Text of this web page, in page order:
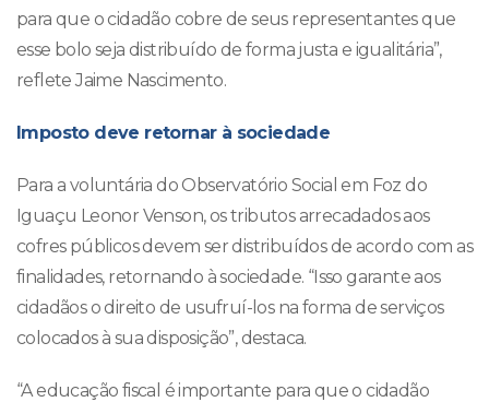
para que o cidadão cobre de seus representantes que
esse bolo seja distribuído de forma justa e igualitária”,
reflete Jaime Nascimento.
Imposto deve retornar à sociedade
Para a voluntária do Observatório Social em Foz do
Iguaçu Leonor Venson, os tributos arrecadados aos
cofres públicos devem ser distribuídos de acordo com as
finalidades, retornando à sociedade. “Isso garante aos
cidadãos o direito de usufruí-los na forma de serviços
colocados à sua disposição”, destaca.
“A educação fiscal é importante para que o cidadão